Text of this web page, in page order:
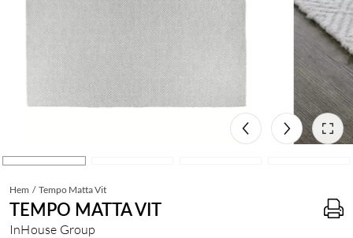
Hem Tempo Matta Vit
TEMPO MATTA VIT
InHouse Group